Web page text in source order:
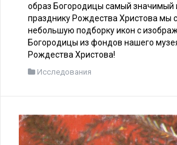
образ Богородицы самый значимый
празднику Рождества Христова мы
небольшую подборку икон с
Богородицы из фондов нашего
Рождества Христова!
Исследования